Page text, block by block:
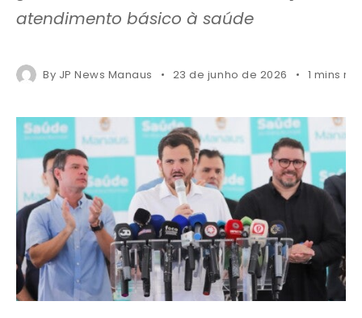
atendimento básico à saúde
By JP News Manaus 23 de junho de 2026 1 mins